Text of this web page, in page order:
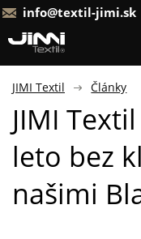
info@textil-jimi.sk
JIMI Textil Články
JIMI
leto bez
našimi